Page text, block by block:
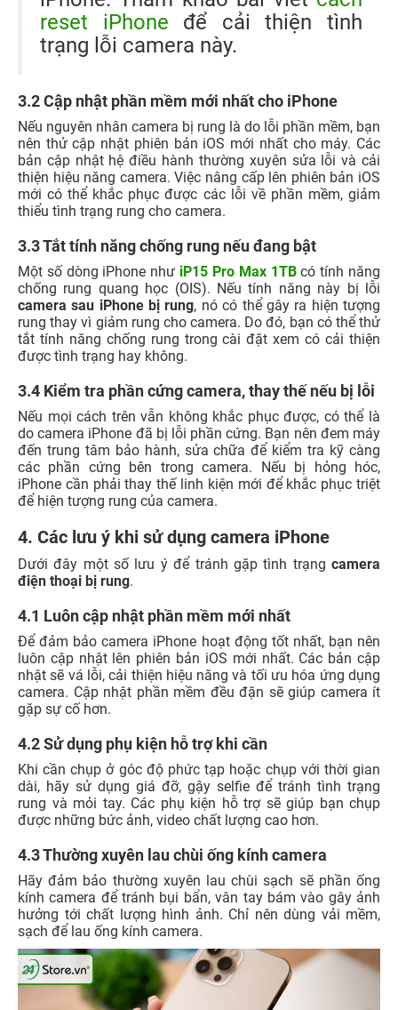
reset iPhone để cải thiện tình
trạng lỗi camera này.
3.2 Cập nhật phần mềm mới nhất cho iPhone
Nếu nguyên nhân camera bị rung là do lỗi phần mềm, bạn
nên thử cập nhật phiên bản iOS mới nhất cho máy. Các
bản cập nhật hệ điều hành thường xuyên sửa lỗi và cải
thiện hiệu năng camera. Việc nâng cấp lên phiên bản iOS
mới có thể khắc phục được các lỗi về phần mềm, giảm
thiểu tình trạng rung cho camera.
3.3 Tắt tính năng chống rung nếu đang bật
Một số dòng iPhone như iP15 Pro Max 1TBcó tính năng
chống rung quang học (OIS). Nếu tính năng này bị lỗi
camera sau iPhone bị rung, nó có thể gây ra hiện tượng
rung thay vì giảm rung cho camera. Do đó, bạn có thể thử
tắt tính năng chống rung trong cài đặt xem có cải thiện
được tình trạng hay không.
3.4 Kiểm tra phần cứng camera, thay thế nếu bị lỗi
Nếu mọi cách trên vẫn không khắc phục được, có thể là
do camera iPhone đã bị lỗi phần cứng. Bạn nên đem máy
đến trung tâm bảo hành, sửa chữa để kiểm tra kỹ càng
các phần cứng bên trong camera. Nếu bị hỏng hóc,
iPhone cần phải thay thế linh kiện mới để khắc phục triệt
để hiện tượng rung của camera.
4. Các lưu ý khi sử dụng camera iPhone
Dưới đây một số lưu ý để tránh gặp tình trạng camera
điện thoại bị rung.
4.1 Luôn cập nhật phần mềm mới nhất
Để đảm bảo camera iPhone hoạt động tốt nhất, bạn nên
luôn cập nhật lên phiên bản iOS mới nhất. Các bản cập
nhật sẽ vá lỗi, cải thiện hiệu năng và tối ưu hóa ứng dụng
camera. Cập nhật phần mềm đều đặn sẽ giúp camera ít
gặp sự cố hơn.
4.2 Sử dụng phụ kiện hỗ trợ khi cần
Khi cần chụp ở góc độ phức tạp hoặc chụp với thời gian
dài, hãy sử dụng giá đỡ, gậy selfie để tránh tình trạng
rung và mỏi tay. Các phụ kiện hỗ trợ sẽ giúp bạn chụp
được những bức ảnh, video chất lượng cao hơn.
4.3 Thường xuyên lau chùi ống kính camera
Hãy đảm bảo thường xuyên lau chùi sạch sẽ phần ống
kính camera để tránh bụi bẩn, vân tay bám vào gây ảnh
hưởng tới chất lượng hình ảnh. Chỉ nên dùng vải mềm,
sạch để lau ống kính camera.